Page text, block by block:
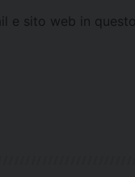
e sito web in